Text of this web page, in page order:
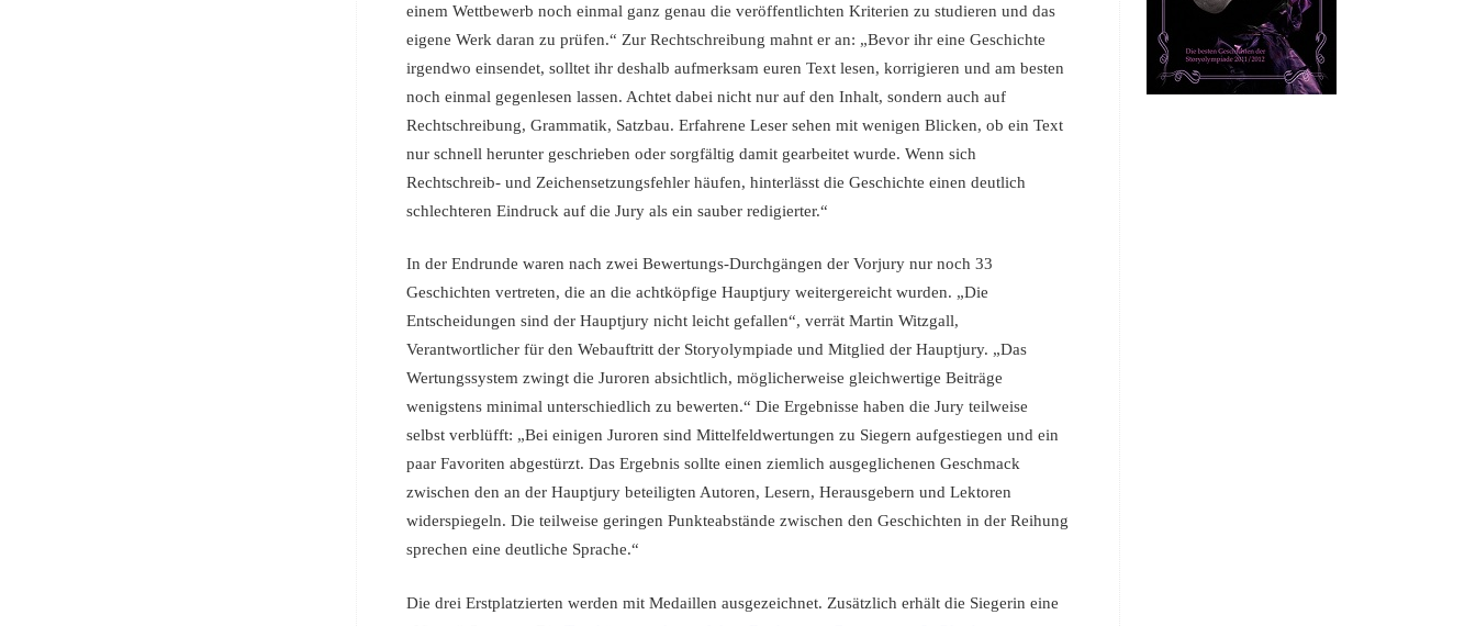
einem Wettbewerb noch einmal ganz genau die veröffentlichten Kriterien zu studieren und das
eigene Werk daran zu prüfen.“ Zur Rechtschreibung mahnt er an: „Bevor ihr eine Geschichte
irgendwo einsendet, solltet ihr deshalb aufmerksam euren Text lesen, korrigieren und am besten
noch einmal gegenlesen lassen. Achtet dabei nicht nur auf den Inhalt, sondern auch auf
Rechtschreibung, Grammatik, Satzbau. Erfahrene Leser sehen mit wenigen Blicken, ob ein Text
nur schnell herunter geschrieben oder sorgfältig damit gearbeitet wurde. Wenn sich
Rechtschreib- und Zeichensetzungsfehler häufen, hinterlässt die Geschichte einen deutlich
schlechteren Eindruck auf die Jury als ein sauber redigierter.“
In der Endrunde waren nach zwei Bewertungs-Durchgängen der Vorjury nur noch 33
Geschichten vertreten, die an die achtköpfige Hauptjury weitergereicht wurden. „Die
Entscheidungen sind der Hauptjury nicht leicht gefallen“, verrät Martin Witzgall,
Verantwortlicher für den Webauftritt der Storyolympiade und Mitglied der Hauptjury. „Das
Wertungssystem zwingt die Juroren absichtlich, möglicherweise gleichwertige Beiträge
wenigstens minimal unterschiedlich zu bewerten.“ Die Ergebnisse haben die Jury teilweise
selbst verblüfft: „Bei einigen Juroren sind Mittelfeldwertungen zu Siegern aufgestiegen und ein
paar Favoriten abgestürzt. Das Ergebnis sollte einen ziemlich ausgeglichenen Geschmack
zwischen den an der Hauptjury beteiligten Autoren, Lesern, Herausgebern und Lektoren
widerspiegeln. Die teilweise geringen Punkteabstände zwischen den Geschichten in der Reihung
sprechen eine deutliche Sprache.“
Die drei Erstplatzierten werden mit Medaillen ausgezeichnet. Zusätzlich erhält die Siegerin eine